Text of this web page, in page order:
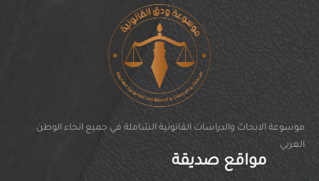
موسوعة الابحاث والدراسات القانونية الشاملة في جميع انحاء الوطن
العربي
مواقع صديقة